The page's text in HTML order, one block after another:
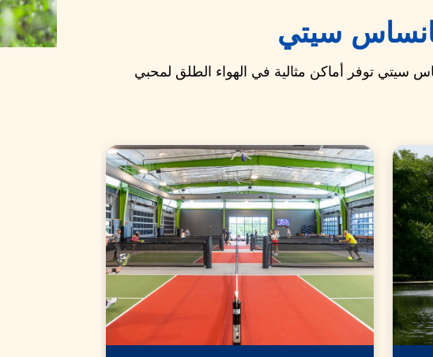
سيتي
سيتي توفر أماكن مثالية في الهواء الطلق لمحبي